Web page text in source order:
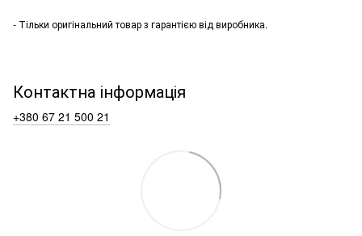
- Тільки оригінальний товар з гарантією від виробника.
Контактна інформація
+380 67 21 500 21